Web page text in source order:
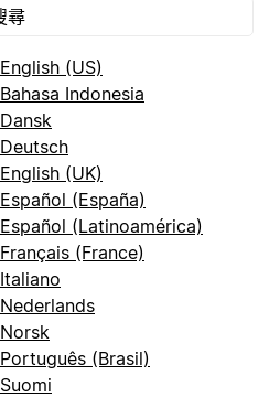
English (US)
Bahasa Indonesia
Dansk
Deutsch
English (UK)
Español (España)
Español (Latinoamérica)
Français (France)
Italiano
Nederlands
Norsk
Português (Brasil)
Suomi